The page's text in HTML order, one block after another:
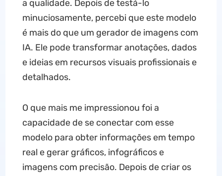
a qualidade. Depois de testá-lo
minuciosamente, percebi que este modelo
é mais do que um gerador de imagens com
IA. Ele pode transformar anotações, dados
e ideias em recursos visuais profissionais e
detalhados.
O que mais me impressionou foi a
capacidade de se conectar com esse
modelo para obter informações em tempo
real e gerar gráficos, infográficos e
imagens com precisão. Depois de criar os